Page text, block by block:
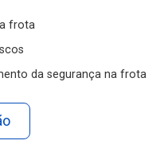
frota
da segurança na frota